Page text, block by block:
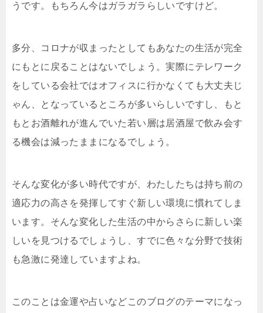
うです。もちろん今はガラガラらしいですけど。
多分、コロナが収まったとしてもあなたの生活が完全
にもとに戻ることはないでしょう。実際にテレワーク
をしている会社ではオフィスに行かなくても大丈夫じ
ゃん、となっているところが多いらしいですし、もと
もとお酒離れが進んでいた若い層は居酒屋で飲み会す
る機会は減ったままになるでしょう。
そんな変化が多い時代ですが、わたしたちは持ち前の
適応力の高さを発揮してすぐ新しい環境に慣れてしま
います。そんな変化した生活の中からさらに新しい楽
しいを見つけるでしょうし、すでに色々な分野で技術
も急激に発達していますよね。
このことは金運や占いなどこのブログのテーマになっ